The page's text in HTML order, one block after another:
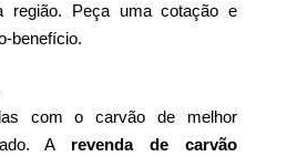
região. Peça uma cotação e
benefício.
com o carvão de melhor
A revenda de carvão